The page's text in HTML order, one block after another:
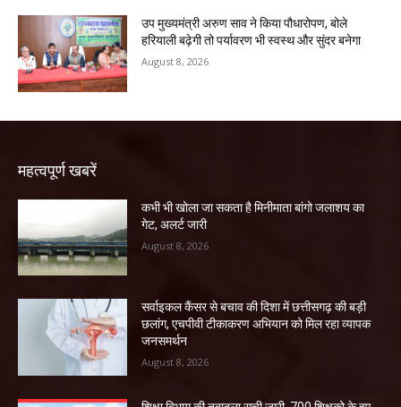
उप मुख्यमंत्री अरुण साव ने किया पौधारोपण, बोले
हरियाली बढ़ेगी तो पर्यावरण भी स्वस्थ और सुंदर बनेगा
August 8, 2026
महत्वपूर्ण खबरें
कभी भी खोला जा सकता है मिनीमाता बांगो जलाशय का
गेट, अलर्ट जारी
August 8, 2026
सर्वाइकल कैंसर से बचाव की दिशा में छत्तीसगढ़ की बड़ी
छलांग, एचपीवी टीकाकरण अभियान को मिल रहा व्यापक
जनसमर्थन
August 8, 2026